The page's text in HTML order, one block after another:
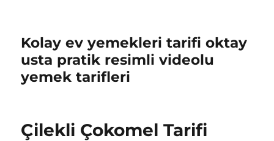
Kolay ev yemekleri tarifi oktay
usta pratik resimli videolu
yemek tarifleri
Çilekli Çokomel Tarifi